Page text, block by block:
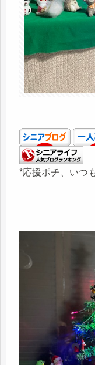
*応援ポチ、いつ